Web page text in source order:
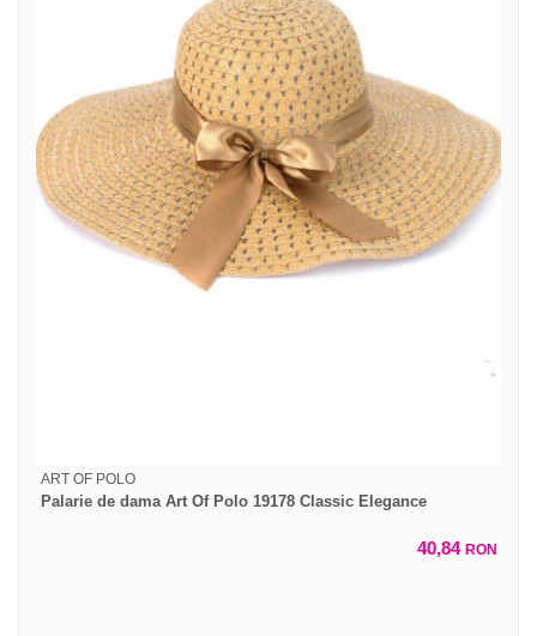
ART OF POLO
Palarie de dama Art Of Polo 19178 Classic Elegance
40,84 RON